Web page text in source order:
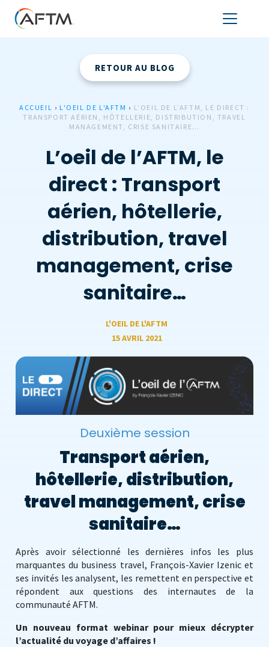
RETOUR AU BLOG
ACCUEIL › L'OEIL DE L'AFTM › L’OEIL DE L’AFTM, LE DIRECT :
TRANSPORT AÉRIEN, HÔTELLERIE, DISTRIBUTION, TRAVEL
MANAGEMENT, CRISE SANITAIRE…
L’oeil de l’AFTM, le
direct : Transport
aérien, hôtellerie,
distribution, travel
management, crise
sanitaire…
L'OEIL DE L'AFTM
15 AVRIL 2021
Deuxième session
Transport aérien,
hôtellerie, distribution,
travel management, crise
sanitaire…
Après avoir sélectionné les dernières infos les plus
marquantes du business travel, François-Xavier Izenic et
ses invités les analysent, les remettent en perspective et
répondent aux questions des internautes de la
communauté AFTM.
Un nouveau format webinar pour mieux décrypter
l’actualité du voyage d’affaires !